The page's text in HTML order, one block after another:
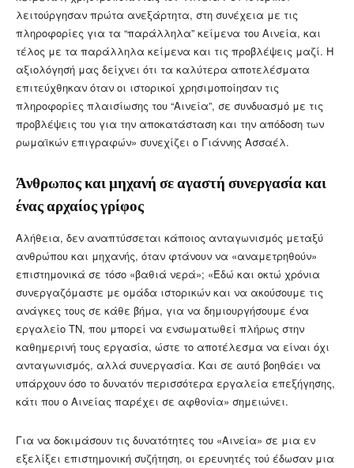
λειτούργησαν πρώτα ανεξάρτητα, στη συνέχεια με τις
πληροφορίες για τα “παράλληλα” κείμενα του Αινεία, και
τέλος με τα παράλληλα κείμενα και τις προβλέψεις μαζί. Η
αξιολόγησή μας δείχνει ότι τα καλύτερα αποτελέσματα
επιτεύχθηκαν όταν οι ιστορικοί χρησιμοποίησαν τις
πληροφορίες πλαισίωσης του “Αινεία”, σε συνδυασμό με τις
προβλέψεις του για την αποκατάσταση και την απόδοση των
ρωμαϊκών επιγραφών» συνεχίζει ο Γιάννης Ασσαέλ.
Άνθρωπος και μηχανή σε αγαστή συνεργασία και
ένας αρχαίος γρίφος
Αλήθεια, δεν αναπτύσσεται κάποιος ανταγωνισμός μεταξύ
ανθρώπου και μηχανής, όταν φτάνουν να «αναμετρηθούν»
επιστημονικά σε τόσο «βαθιά νερά»; «Εδώ και οκτώ χρόνια
συνεργαζόμαστε με ομάδα ιστορικών και να ακούσουμε τις
ανάγκες τους σε κάθε βήμα, για να δημιουργήσουμε ένα
εργαλείο ΤΝ, που μπορεί να ενσωματωθεί πλήρως στην
καθημερινή τους εργασία, ώστε το αποτέλεσμα να είναι όχι
ανταγωνισμός, αλλά συνεργασία. Και σε αυτό βοηθάει να
υπάρχουν όσο το δυνατόν περισσότερα εργαλεία επεξήγησης,
κάτι που ο Αινείας παρέχει σε αφθονία» σημειώνει.
Για να δοκιμάσουν τις δυνατότητες του «Αινεία» σε μια εν
εξελίξει επιστημονική συζήτηση, οι ερευνητές τού έδωσαν μια